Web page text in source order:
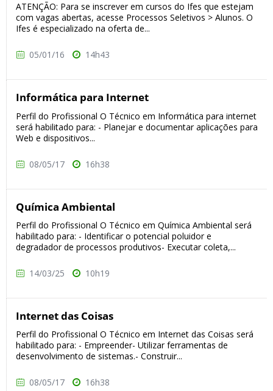
ATENÇÃO: Para se inscrever em cursos do Ifes que estejam
com vagas abertas, acesse Processos Seletivos > Alunos. O
Ifes é especializado na oferta de...
05/01/16 14h43
Informática para Internet
Perfil do Profissional O Técnico em Informática para internet
será habilitado para: - Planejar e documentar aplicações para
Web e dispositivos...
08/05/17 16h38
Química Ambiental
Perfil do Profissional O Técnico em Química Ambiental será
habilitado para: - Identificar o potencial poluidor e
degradador de processos produtivos- Executar coleta,...
14/03/25 10h19
Internet das Coisas
Perfil do Profissional O Técnico em Internet das Coisas será
habilitado para: - Empreender- Utilizar ferramentas de
desenvolvimento de sistemas.- Construir...
08/05/17 16h38